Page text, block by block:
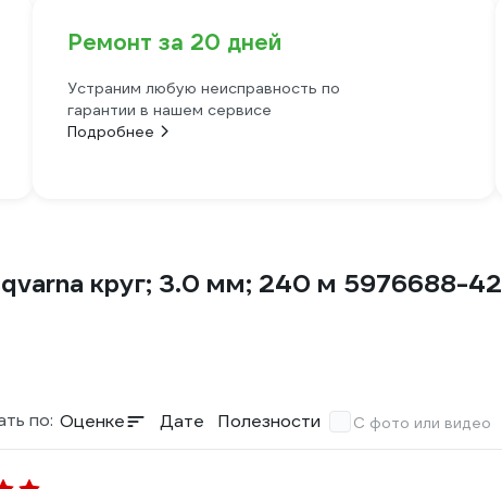
Ремонт за 20 дней
Устраним любую неисправность по
гарантии в нашем сервисе
Подробнее
круг; 3.0 мм; 240 м 5976688-42
по: Оценке Дате Полезности С фото или видео